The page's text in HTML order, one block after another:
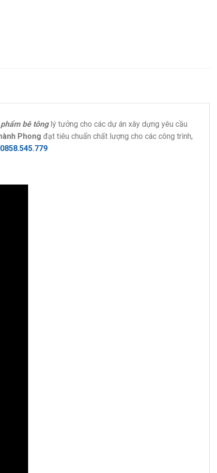
bê tônglý tưởng cho các dự án xây dựng yêu cầu
Phong đạt tiêu chuẩn chất lượng cho các công trình,
0858.545.779